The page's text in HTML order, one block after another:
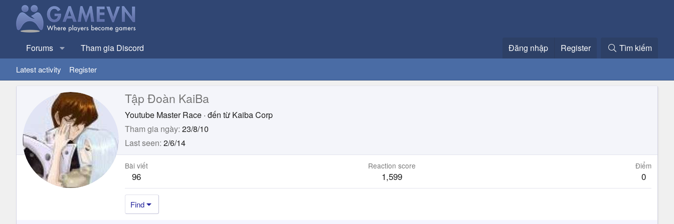
Forums Tham gia Discord Đăng nhập Register Tìm kiếm
Latest activity Register
Tập Đoàn KaiBa
Youtube Master Race · đến từ Kaiba Corp
Tham gia ngày 23/8/10
Last seen 2/6/14
Bài viết
96
Reaction score
1,599
Điểm
0
Find